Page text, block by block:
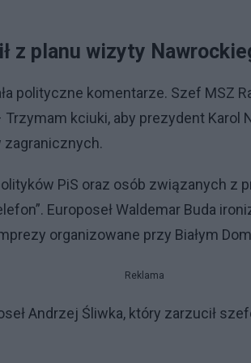
z planu wizyty
polityczne komentarze. Szef MSZ
kciuki, aby prezydent Karol
zagranicznych.
PiS oraz osób związanych z
Europoseł Waldemar Buda
organizowane przy Białym
Reklama
Andrzej Śliwka, który zarzucił